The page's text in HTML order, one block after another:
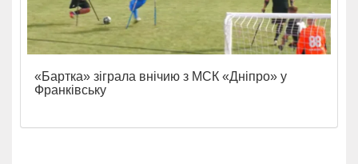
«Бартка» зіграла внічию з МСК «Дніпро» у
Франківську